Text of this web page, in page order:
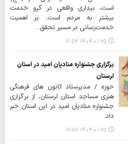
است، بیداری واقعی در گرو خدمت
بیشتر به مردم است، بر اهمیت
خدمت‌رسانی در مسیر تحقق…
۱۴۰۴-۰۱-۲۵ ۱۸:۵۴
برگزاری جشنواره منادیان امید در استان
لرستان
حوزه / مدیرستاد کانون های فرهنگی
هنری مساجد استان لرستان، از برگزاری
جشنواره منادیان امید در این استان خبر
داد.
۱۴۰۴-۰۱-۲۵ ۱۷:۵۸